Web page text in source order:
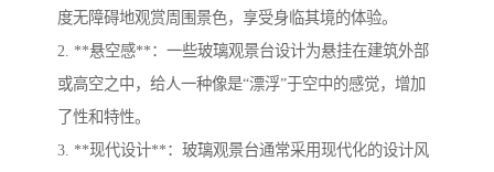
度无障碍地观赏周围景色，享受身临其境的体验。
2. **悬空感**：一些玻璃观景台设计为悬挂在建筑外部
或高空之中，给人一种像是“漂浮”于空中的感觉，增加
了性和特性。
3. **现代设计**：玻璃观景台通常采用现代化的设计风